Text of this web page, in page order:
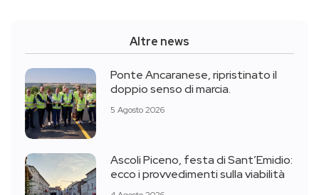
Altre news
Ponte Ancaranese, ripristinato il
doppio senso di marcia.
5 Agosto 2026
Ascoli Piceno, festa di Sant’Emidio:
ecco i provvedimenti sulla viabilità